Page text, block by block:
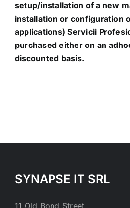
setup/installation of a new
installation or configuration
applications)Servicii
purchased either on an
discounted basis.
SYNAPSE IT SRL
11 Old Bond Street